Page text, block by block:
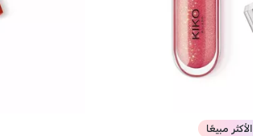
الأكثر مبيعًا